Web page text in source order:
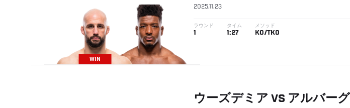
WIN
2025.11.23
ラウンド
1
タイム
1:27
メソッド
KO/TKO
ウーズデミア VS アルバーグ